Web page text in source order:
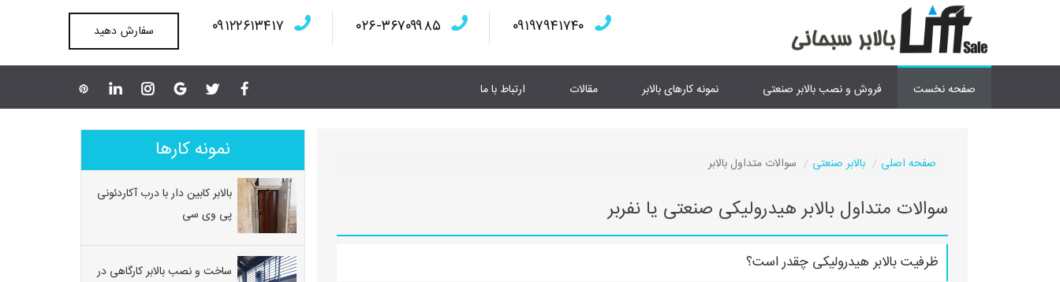
۰۹۱۹۷۹۴۱۷۴۰ ۰۲۶-۳۶۷۰۹۹۸۵ ۰۹۱۲۲۶۱۳۴۱۷ سفارش دهید
صفحه نخست فروش و نصب بالابر صنعتی نمونه کارهای بالابر مقالات ارتباط با ما
صفحه اصلی بالابر صنعتی سوالات متداول بالابر
سوالات متداول بالابر هیدرولیکی صنعتی یا نفربر
ظرفیت بالابر هیدرولیکی چقدر است؟
نمونه کارها
بالابر کابین دار با درب آکاردئونی
پی وی سی
ساخت و نصب بالابر کارگاهی در